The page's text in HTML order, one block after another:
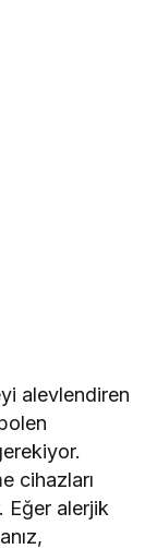
alevlendiren
cihazları
Eğer alerjik